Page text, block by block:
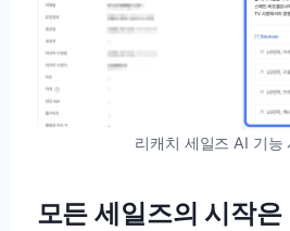
리캐치 세일즈 AI 기능
모든 세일즈의 시작